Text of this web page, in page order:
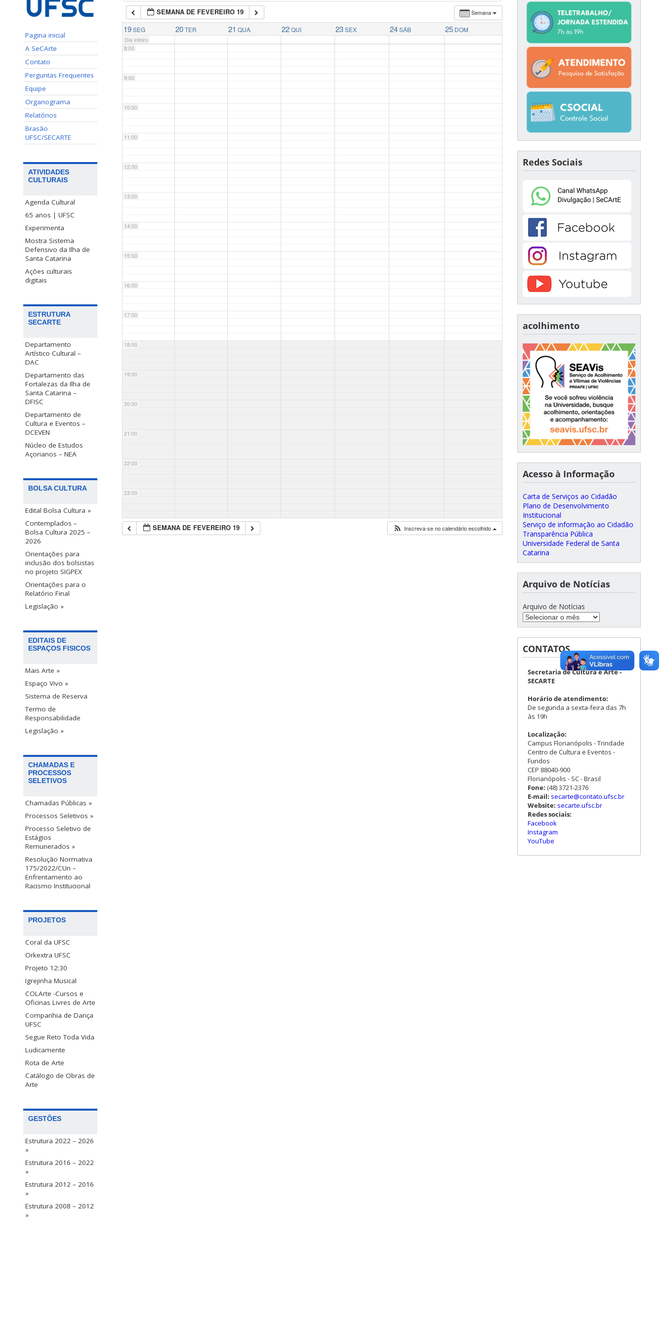
Pagina inicial
A SeCArte
Contato
Perguntas Frequentes
Equipe
Organograma
Relatórios
Brasão
UFSC/SECARTE
ATIVIDADES
CULTURAIS
Agenda Cultural
65 anos | UFSC
Experimenta
Mostra Sistema
Defensivo da Ilha de
Santa Catarina
Ações culturais
digitais
ESTRUTURA
SECARTE
Departamento
Artístico Cultural –
DAC
Departamento das
Fortalezas da Ilha de
Santa Catarina –
DFISC
Departamento de
Cultura e Eventos –
DCEVEN
Núcleo de Estudos
Açorianos – NEA
BOLSA CULTURA
Edital Bolsa Cultura »
Contemplados –
Bolsa Cultura 2025 –
2026
Orientações para
inclusão dos bolsistas
no projeto SIGPEX
Orientações para o
Relatório Final
Legislação »
EDITAIS DE
ESPAÇOS FISICOS
Mais Arte »
Espaço Vivo »
Sistema de Reserva
Termo de
Responsabilidade
Legislação »
CHAMADAS E
PROCESSOS
SELETIVOS
Chamadas Públicas »
Processos Seletivos »
Processo Seletivo de
Estágios
Remunerados »
Resolução Normativa
175/2022/CUn –
Enfrentamento ao
Racismo Institucional
PROJETOS
Coral da UFSC
Orkextra UFSC
Projeto 12:30
Igrejinha Musical
COLArte -Cursos e
Oficinas Livres de Arte
Companhia de Dança
UFSC
Segue Reto Toda Vida
Ludicamente
Rota de Arte
Catálogo de Obras de
Arte
GESTÕES
Estrutura 2022 – 2026
»
Estrutura 2016 – 2022
»
Estrutura 2012 – 2016
»
Estrutura 2008 – 2012
»
Semana
SEMANA DE FEVEREIRO 19
19 SEG 20 TER 21 QUA 22 QUI 23 SEX 24 SÁB 25 DOM
Dia inteiro
7:00
8:00
9:00
10:00
11:00
12:00
13:00
14:00
15:00
16:00
17:00
18:00
19:00
20:00
21:00
22:00
23:00
SEMANA DE FEVEREIRO 19 Inscreva-se no calendário escolhido
Redes Sociais
acolhimento
Acesso à Informação
Carta de Serviços ao Cidadão
Plano de Desenvolvimento
Institucional
Serviço de informação ao Cidadão
Transparência Pública
Universidade Federal de Santa
Catarina
Arquivo de Notícias
Arquivo de Notícias
CONTATOS
Secretaria de Cultura e Arte -
SECARTE
Horário de atendimento:
De segunda a sexta-feira das 7h
às 19h
Localização:
Campus Florianópolis - Trindade
Centro de Cultura e Eventos -
Fundos
CEP 88040-900
Florianópolis - SC - Brasil
Fone: (48) 3721-2376
E-mail: secarte@contato.ufsc.br
Website: secarte.ufsc.br
Redes sociais:
Facebook
Instagram
YouTube